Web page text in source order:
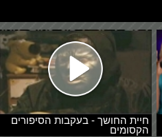
חיית החושך - בעקבות הסיפורים
הקסומים